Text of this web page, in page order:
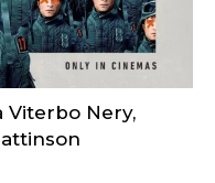
Viterbo Nery,